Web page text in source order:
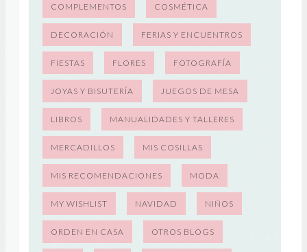
COMPLEMENTOS COSMÉTICA
DECORACIÓN FERIAS Y ENCUENTROS
FIESTAS FLORES FOTOGRAFÍA
JOYAS Y BISUTERÍA JUEGOS DE MESA
LIBROS MANUALIDADES Y TALLERES
MERCADILLOS MIS COSILLAS
MIS RECOMENDACIONES MODA
MY WISHLIST NAVIDAD NIÑOS
ORDEN EN CASA OTROS BLOGS